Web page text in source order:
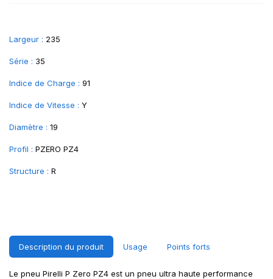
Largeur : 235
Série : 35
Indice de Charge : 91
Indice de Vitesse : Y
Diamètre : 19
Profil : PZERO PZ4
Structure : R
Description du produit Usage Points forts
Le pneu Pirelli P Zero PZ4 est un pneu ultra haute performance